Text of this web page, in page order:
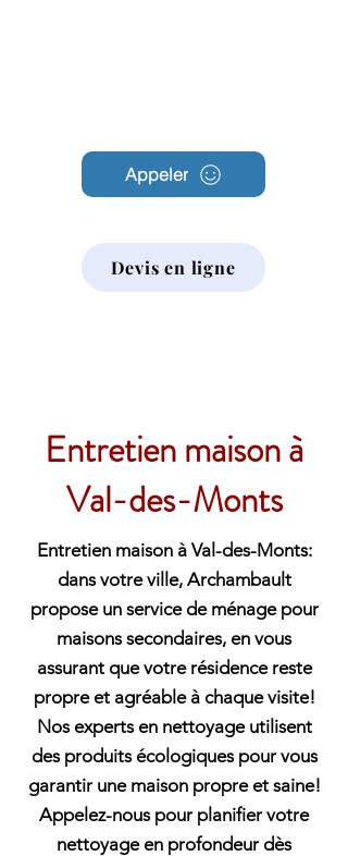
Appeler
Devis en ligne
Entretien maison à
Val-des-Monts
Entretien maison à Val-des-Monts:
dans votre ville, Archambault
propose un service de ménage pour
maisons secondaires, en vous
assurant que votre résidence reste
propre et agréable à chaque visite!
Nos experts en nettoyage utilisent
des produits écologiques pour vous
garantir une maison propre et saine!
Appelez-nous pour planifier votre
nettoyage en profondeur dès